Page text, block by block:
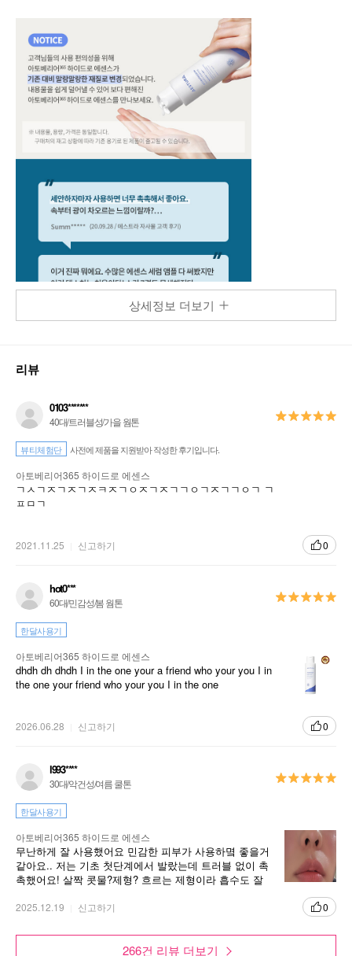
상세정보 더보기
리뷰
0103*******
40대/트러블성/가을 웜톤
뷰티체험단 사전에 제품을 지원받아 작성한 후기입니다.
아토베리어365 하이드로 에센스
ㄱㅅㄱㅈㄱㅈㄱㅈㅋㅈㄱㅇㅈㄱㅈㄱㄱㅇㄱㅈㄱㄱㅇㄱ ㄱ
ㅍㅁㄱ
2021.11.25 신고하기 0
hot0***
60대/민감성/봄 웜톤
한달사용기
아토베리어365 하이드로 에센스
dhdh dh dhdh I in the one your a friend who your you I in
the one your friend who your you I in the one
2026.06.28 신고하기 0
l993****
30대/악건성/여름 쿨톤
한달사용기
아토베리어365 하이드로 에센스
무난하게 잘 사용했어요 민감한 피부가 사용하몈 좋을거
같아요.. 저는 기초 첫단계에서 발랐는데 트러블 없이 촉
촉했어요! 살짝 콧물?제형? 흐르는 제형이라 흡수도 잘
2025.12.19 신고하기 0
266건 리뷰 더보기